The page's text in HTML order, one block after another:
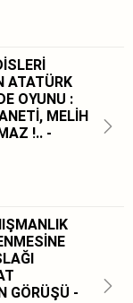
ATATÜRK
OYUNU :
MELİH
!.. -
GÖRÜŞÜ -